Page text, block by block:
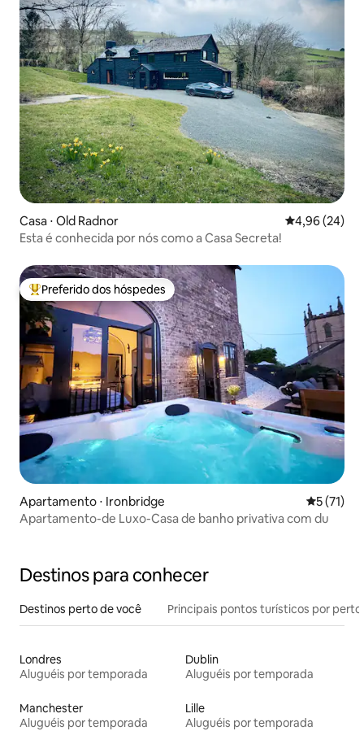
Casa ⋅ Old Radnor 4,96 de uma
4,96 (24)
Esta é conhecida por nós como a Casa Secreta!
Entre os melhores preferidos dos hóspedes
Preferido dos hóspedes
Apartamento ⋅ Ironbridge 5 de uma
5 (71)
Apartamento-de Luxo-Casa de banho privativa com du
Destinos para conhecer
Destinos perto de você Principais pontos turísticos por perto
Londres
Aluguéis por temporada
Dublin
Aluguéis por temporada
Manchester
Aluguéis por temporada
Lille
Aluguéis por temporada